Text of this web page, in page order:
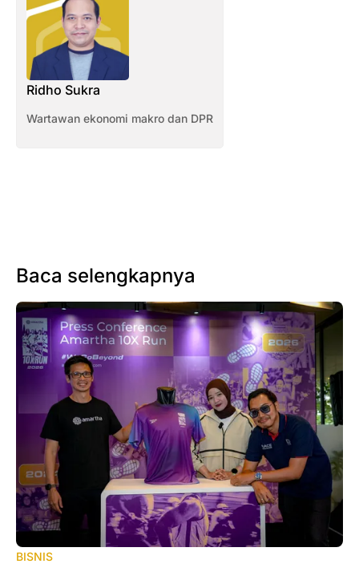
Ridho Sukra
Wartawan ekonomi makro dan DPR
Baca selengkapnya
BISNIS